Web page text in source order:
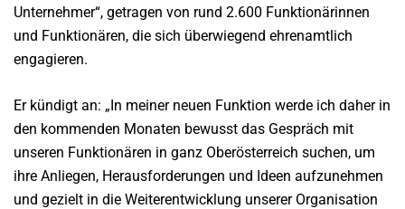
Unternehmer“, getragen von rund 2.600 Funktionärinnen
und Funktionären, die sich überwiegend ehrenamtlich
engagieren.
Er kündigt an: „In meiner neuen Funktion werde ich daher in
den kommenden Monaten bewusst das Gespräch mit
unseren Funktionären in ganz Oberösterreich suchen, um
ihre Anliegen, Herausforderungen und Ideen aufzunehmen
und gezielt in die Weiterentwicklung unserer Organisation